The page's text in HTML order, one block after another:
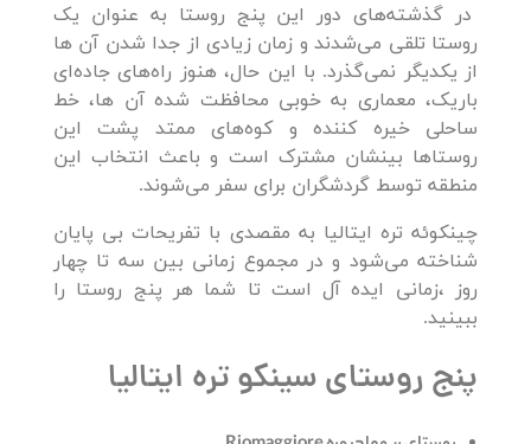
در گذشته‌های دور این پنج روستا به عنوان یک
روستا تلقی می‌شدند و زمان زیادی از جدا شدن آن ها
از یکدیگر نمی‌گذرد. با این حال، هنوز راه‌های جاده‌ای
باریک، معماری به خوبی محافظت شده آن ها، خط
ساحلی خیره کننده و کوه‌های ممتد پشت این
روستاها بینشان مشترک است و باعث انتخاب این
منطقه توسط گردشگران برای سفر می‌شوند.
چینکوئه تره ایتالیا به مقصدی با تفریحات بی پایان
شناخته می‌شود و در مجموع زمانی بین سه تا چهار
روز ،زمانی ایده آل است تا شما هر پنج روستا را
ببینید.
پنج روستای سینکو تره ایتالیا